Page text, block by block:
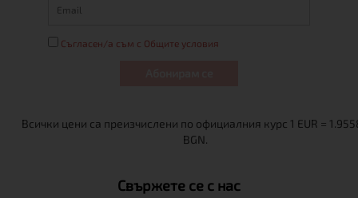
Съгласен/а съм с Общите условия
Свържете се с нас